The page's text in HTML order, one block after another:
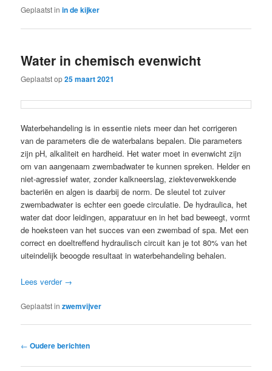
Geplaatst in in de kijker
Water in chemisch evenwicht
Geplaatst op25 maart 2021
Waterbehandeling is in essentie niets meer dan het corrigeren
van de parameters die de waterbalans bepalen. Die parameters
zijn pH, alkaliteit en hardheid. Het water moet in evenwicht zijn
om van aangenaam zwembadwater te kunnen spreken. Helder en
niet-agressief water, zonder kalkneerslag, ziekteverwekkende
bacteriën en algen is daarbij de norm. De sleutel tot zuiver
zwembadwater is echter een goede circulatie. De hydraulica, het
water dat door leidingen, apparatuur en in het bad beweegt, vormt
de hoeksteen van het succes van een zwembad of spa. Met een
correct en doeltreffend hydraulisch circuit kan je tot 80% van het
uiteindelijk beoogde resultaat in waterbehandeling behalen.
Lees verder →
Geplaatst in zwemvijver
Bericht
← Oudere berichten